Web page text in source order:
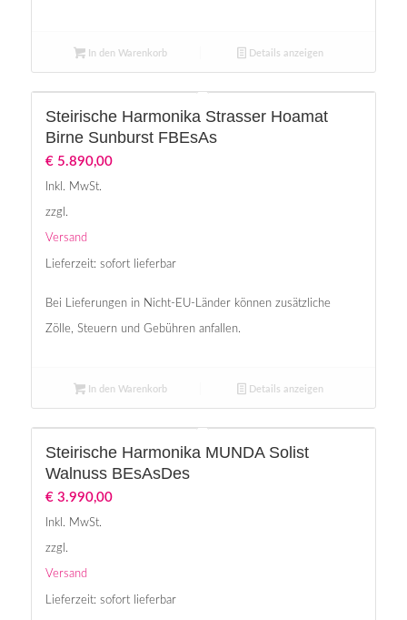
In den Warenkorb Details anzeigen
Steirische Harmonika Strasser Hoamat
Birne Sunburst FBEsAs
€5.890,00
Inkl. MwSt.
zzgl.
Versand
Lieferzeit: sofort lieferbar
Bei Lieferungen in Nicht-EU-Länder können zusätzliche
Zölle, Steuern und Gebühren anfallen.
In den Warenkorb Details anzeigen
Steirische Harmonika MUNDA Solist
Walnuss BEsAsDes
€3.990,00
Inkl. MwSt.
zzgl.
Versand
Lieferzeit: sofort lieferbar